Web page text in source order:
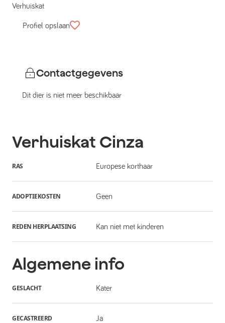
Verhuiskat
Profiel opslaan
Contactgegevens
Dit dier is niet meer beschikbaar
Verhuiskat Cinza
RAS Europese korthaar
ADOPTIEKOSTEN Geen
REDEN HERPLAATSING Kan niet met kinderen
Algemene info
GESLACHT Kater
GECASTREERD Ja